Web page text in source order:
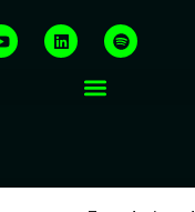
o
u
t
i
n
k
p
o
t